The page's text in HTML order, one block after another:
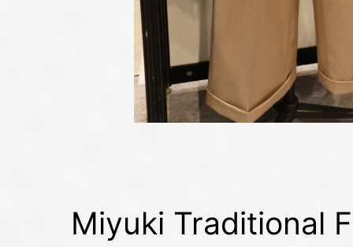
Miyuki Traditional